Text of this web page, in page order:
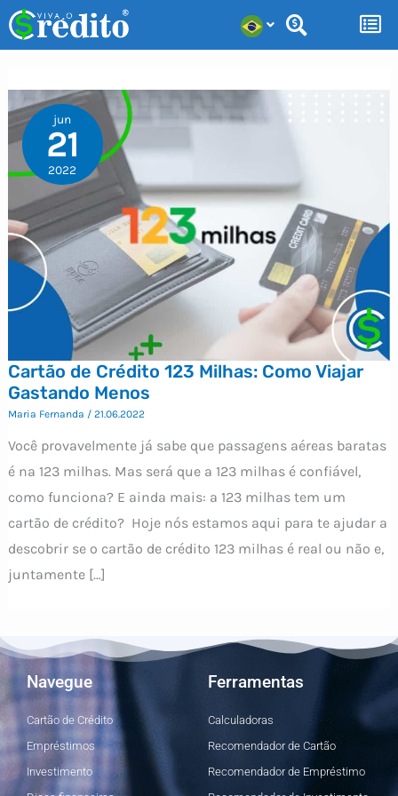
para
conteúdo
jun
21
2022
Cartão de Crédito 123 Milhas: Como Viajar
Gastando Menos
Maria Fernanda / 21.06.2022
Você provavelmente já sabe que passagens aéreas baratas
é na 123 milhas. Mas será que a 123 milhas é confiável,
como funciona? E ainda mais: a 123 milhas tem um
cartão de crédito? Hoje nós estamos aqui para te ajudar a
descobrir se o cartão de crédito 123 milhas é real ou não e,
juntamente […]
Navegue
Cartão de Crédito
Empréstimos
Investimento
Ferramentas
Calculadoras
Recomendador de Cartão
Recomendador de Empréstimo